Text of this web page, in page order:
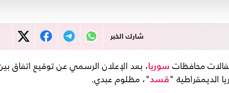
شارك الخبر
محافظات سوريا، بعد الإعلان الرسمي عن توقيع اتفاق
الديمقراطية "قسد"، مظلوم عبدي.